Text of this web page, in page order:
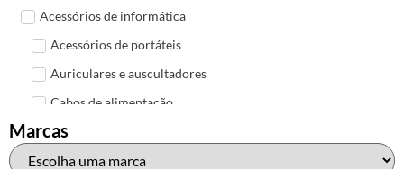
Acessórios de informática
Acessórios de portáteis
Auriculares e auscultadores
Cabos de alimentação
Colunas de Som
Hubs
Marcas